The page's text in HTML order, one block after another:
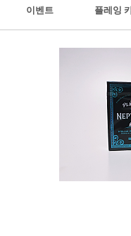
이벤트
플레잉